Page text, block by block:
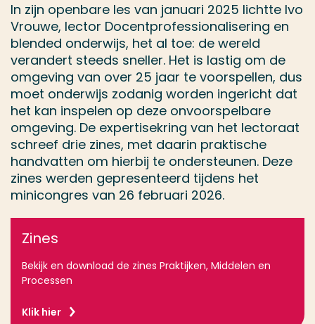
In zijn openbare les van januari 2025 lichtte Ivo
Vrouwe, lector Docentprofessionalisering en
blended onderwijs, het al toe: de wereld
verandert steeds sneller. Het is lastig om de
omgeving van over 25 jaar te voorspellen, dus
moet onderwijs zodanig worden ingericht dat
het kan inspelen op deze onvoorspelbare
omgeving. De expertisekring van het lectoraat
schreef drie zines, met daarin praktische
handvatten om hierbij te ondersteunen. Deze
zines werden gepresenteerd tijdens het
minicongres van 26 februari 2026.
Zines
Bekijk en download de zines Praktijken, Middelen en
Processen
Klik hier